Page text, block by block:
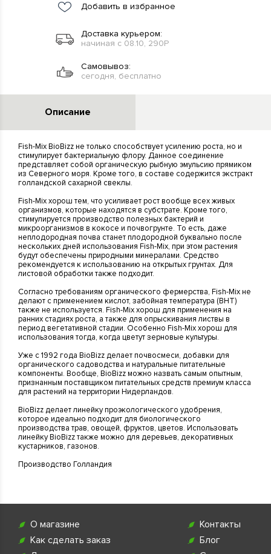
Добавить в избранное
Доставка курьером:
начиная с 08.10, 290Р
Самовывоз:
сегодня, бесплатно
Описание
Fish-Mix BioBizz не только способствует усилению роста, но и
стимулирует бактериальную флору. Данное соединение
представляет собой органическую рыбную эмульсию прямиком
из Северного моря. Кроме того, в составе содержится экстракт
голландской сахарной свеклы.
Fish-Mix хорош тем, что усиливает рост вообще всех живых
организмов, которые находятся в субстрате. Кроме того,
стимулируется производство полезных бактерий и
микроорганизмов в кокосе и почвогрунте. То есть, даже
неплодородная почва станет плодородной буквально после
нескольких дней использования Fish-Mix, при этом растения
будут обеспечены природными минералами. Средство
рекомендуется к использованию на открытых грунтах. Для
листовой обработки также подходит.
Согласно требованиям органического фермерства, Fish-Mix не
делают с применением кислот, забойная температура (ВНТ)
также не используется. Fish-Mix хорош для применения на
ранних стадиях роста, а также для опрыскивания листвы в
период вегетативной стадии. Особенно Fish-Mix хорош для
использования тогда, когда цветут зерновые культуры.
Уже с 1992 года BioBizz делает почвосмеси, добавки для
органического садоводства и натуральные питательные
компоненты. Вообще, BioBizz можно назвать самым опытным,
признанным поставщиком питательных средств премиум класса
для растений на территории Нидерландов.
BioBizz делает линейку проэкологического удобрения,
которое идеально подходит для биологического
производства трав, овощей, фруктов, цветов. Использовать
линейку BioBizz также можно для деревьев, декоративных
кустарников, газонов.
Производство Голландия
О магазине
Как сделать заказ
Контакты
Блог